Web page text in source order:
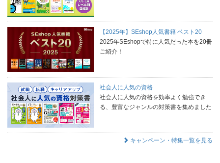
【2025年】SEshop人気書籍 ベスト20
2025年SEshopで特に人気だった本を20冊
ご紹介！
社会人に人気の資格
社会人に人気の資格を効率よく勉強でき
る、豊富なジャンルの対策書を集めました
キャンペーン・特集一覧を見る